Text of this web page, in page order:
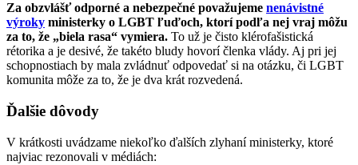
Za obzvlášť odporné a nebezpečné považujeme nenávistné
výroky ministerky o LGBT ľuďoch, ktorí podľa nej vraj môžu
za to, že „biela rasa“ vymiera. To už je čisto klérofašistická
rétorika a je desivé, že takéto bludy hovorí členka vlády. Aj pri jej
schopnostiach by mala zvládnuť odpovedať si na otázku, či LGBT
komunita môže za to, že je dva krát rozvedená.
Ďalšie dôvody
V krátkosti uvádzame niekoľko ďalších zlyhaní ministerky, ktoré
najviac rezonovali v médiách: